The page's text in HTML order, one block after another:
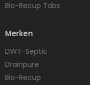
Bio-Recup Tabs
Merken
DWT-Septic
Drainpure
Bio-Recup